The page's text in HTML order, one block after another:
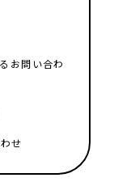
お問い合わ
せ